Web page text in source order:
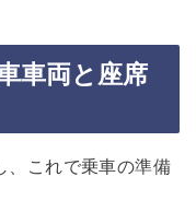
車両と座席
、これで乗車の準備